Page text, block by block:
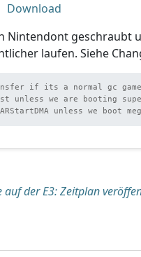
Download
Nintendont geschraubt
laufen. Siehe
if its a normal gc game
unless we are booting
unless we boot
auf der E3: Zeitplan